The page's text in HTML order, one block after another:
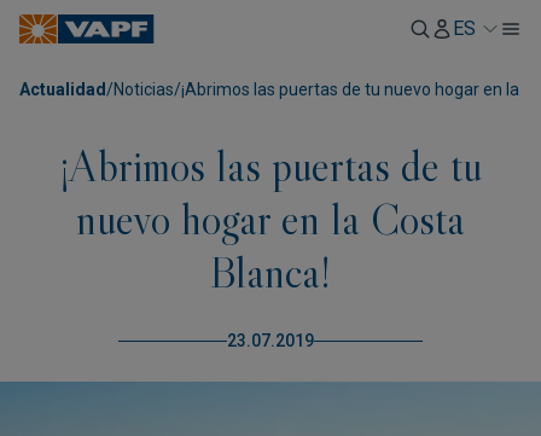
ES
Actualidad /Noticias/¡Abrimos las puertas de tu nuevo hogar en la
¡Abrimos las puertas de tu
nuevo hogar en la Costa
Blanca!
23.07.2019